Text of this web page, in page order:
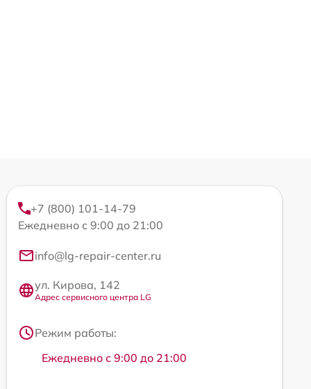
+7 (800) 101-14-79
Ежедневно с 9:00 до 21:00
info@lg-repair-center.ru
ул. Кирова, 142
Адрес сервисного центра LG
Режим работы:
Ежедневно с 9:00 до 21:00